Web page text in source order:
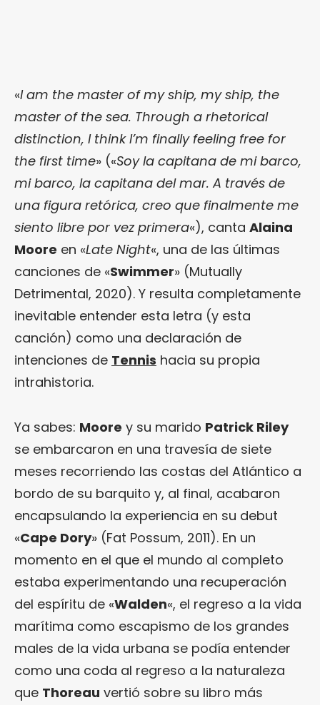
«I am the master of my ship, my ship, the
master of the sea. Through a rhetorical
distinction, I think I’m finally feeling free for
the first time» («Soy la capitana de mi barco,
mi barco, la capitana del mar. A través de
una figura retórica, creo que finalmente me
siento libre por vez primera«), canta Alaina
Moore en «Late Night«, una de las últimas
canciones de «Swimmer» (Mutually
Detrimental, 2020). Y resulta completamente
inevitable entender esta letra (y esta
canción) como una declaración de
intenciones de Tennis hacia su propia
intrahistoria.
Ya sabes: Moore y su marido Patrick Riley
se embarcaron en una travesía de siete
meses recorriendo las costas del Atlántico a
bordo de su barquito y, al final, acabaron
encapsulando la experiencia en su debut
«Cape Dory» (Fat Possum, 2011). En un
momento en el que el mundo al completo
estaba experimentando una recuperación
del espíritu de «Walden«, el regreso a la vida
marítima como escapismo de los grandes
males de la vida urbana se podía entender
como una coda al regreso a la naturaleza
que Thoreau vertió sobre su libro más